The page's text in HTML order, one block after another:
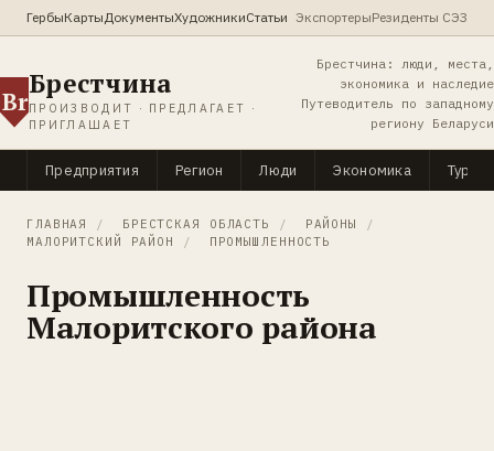
ГербыКартыДокументыХудожникиСтатьи ЭкспортерыРезиденты СЭЗ
Br
Брестчина
ПРОИЗВОДИТ · ПРЕДЛАГАЕТ ·
ПРИГЛАШАЕТ
Брестчина: люди, места,
экономика и наследие
Путеводитель по западному
региону Беларуси
Предприятия Регион Люди Экономика
ГЛАВНАЯ / БРЕСТСКАЯ ОБЛАСТЬ / РАЙОНЫ
/
МАЛОРИТСКИЙ РАЙОН
/ ПРОМЫШЛЕННОСТЬ
Промышленность
Малоритского района